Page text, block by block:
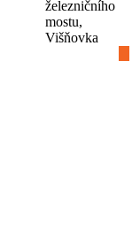
železničního
mostu,
Višňovka